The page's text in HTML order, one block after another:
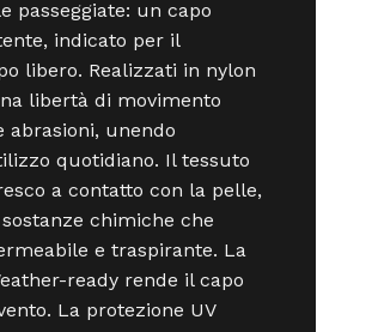
passeggiate: un capo
indicato per il
libero. Realizzati in nylon
libertà di movimento
abrasioni, unendo
quotidiano. Il tessuto
a contatto con la pelle,
chimiche che
e traspirante. La
ready rende il capo
La protezione UV